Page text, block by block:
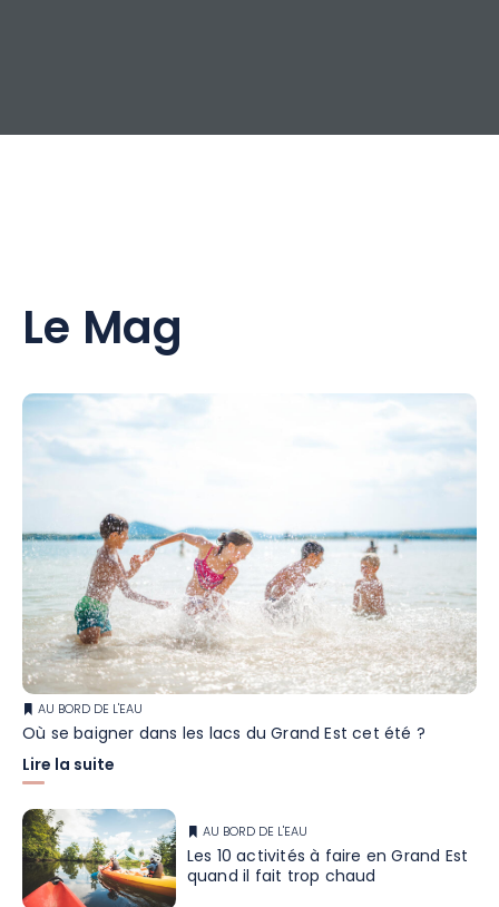
Le Mag
AU BORD DE L'EAU
Où se baigner dans les lacs du Grand Est cet été ?
Lire la suite
AU BORD DE L'EAU
Les 10 activités à faire en Grand Est
quand il fait trop chaud